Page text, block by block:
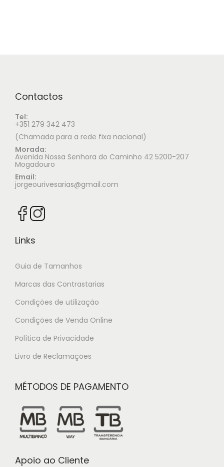
Contactos
Tel:
+351 279 342 473
(Chamada para a rede fixa nacional)
Morada:
Avenida Nossa Senhora do Caminho 42 5200-207
Mogadouro
Email:
jorgeourivesarias@gmail.com
Links
Guia de Tamanhos
Marcas das Contrastarias
Condições de utilização
Condições de Venda Online
Política de Privacidade
Livro de Reclamações
MÉTODOS DE PAGAMENTO
Apoio ao Cliente